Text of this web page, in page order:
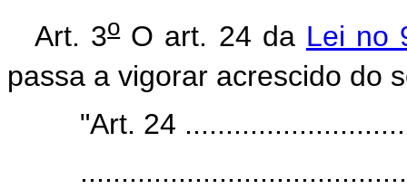
Art. 3o O art. 24 da Lei no
passa a vigorar acrescido do
"Art. 24